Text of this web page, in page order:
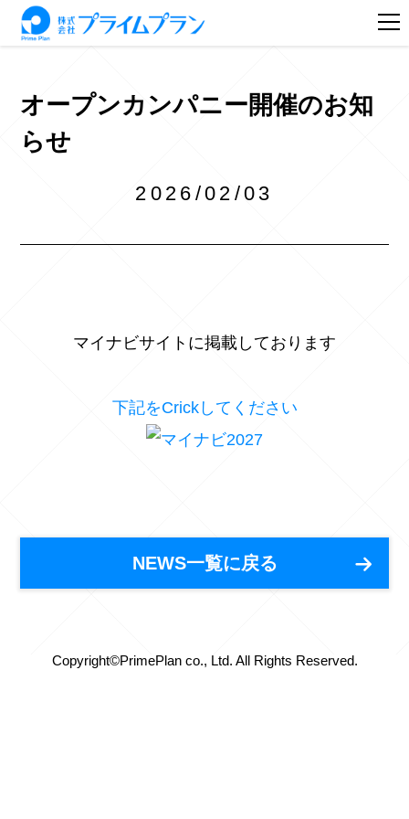
オープンカンパニー開催のお知
らせ
2026/02/03
マイナビサイトに掲載しております
下記をCrickしてください
NEWS一覧に戻る
Copyright©PrimePlan co., Ltd. All Rights Reserved.